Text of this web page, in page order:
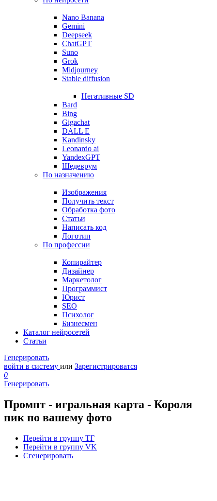
Nano Banana
Gemini
Deepseek
ChatGPT
Suno
Grok
Midjourney
Stable diffusion
Негативные SD
Bard
Bing
Gigachat
DALL E
Kandinsky
Leonardo ai
YandexGPT
Шедеврум
По назначению
Изображения
Получить текст
Обработка фото
Статьи
Написать код
Логотип
По профессии
Копирайтер
Дизайнер
Маркетолог
Программист
Юрист
SEO
Психолог
Бизнесмен
Каталог нейросетей
Статьи
Генерировать
войти в систему или Зарегистрироватся
0
Генерировать
Промпт - игральная карта - Короля
пик по вашему фото
Перейти в группу ТГ
Перейти в группу VK
Сгенерировать